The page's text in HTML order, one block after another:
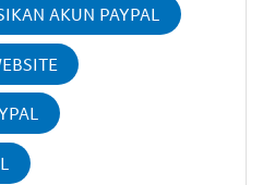
AKUN PAYPAL